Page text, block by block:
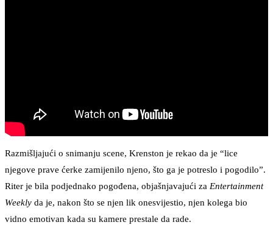
Razmišljajući o snimanju scene, Krenston je rekao da je “lice
njegove prave ćerke zamijenilo njeno, što ga je potreslo i pogodilo”.
Riter je bila podjednako pogođena, objašnjavajući za Entertainment
Weekly da je, nakon što se njen lik onesvijestio, njen kolega bio
vidno emotivan kada su kamere prestale da rade.